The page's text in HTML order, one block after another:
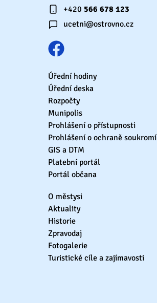
+420 566 678 123
ucetni@ostrovno.cz
Úřední hodiny
Úřední deska
Rozpočty
Munipolis
Prohlášení o přístupnosti
Prohlášení o ochraně soukromí
GIS a DTM
Platební portál
Portál občana
O městysi
Aktuality
Historie
Zpravodaj
Fotogalerie
Turistické cíle a zajímavosti